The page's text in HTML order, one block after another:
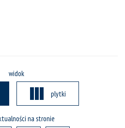
widok
plytki
na stronie